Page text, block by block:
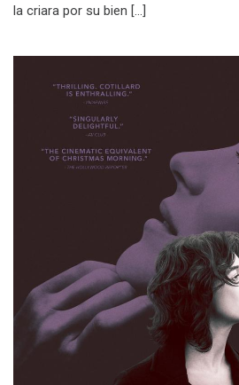
la criara por su bien […]